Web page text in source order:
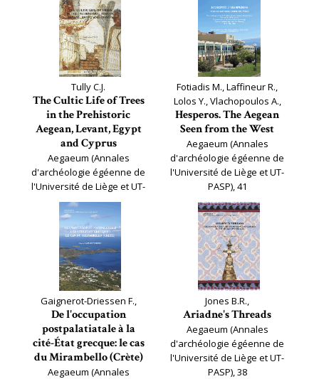
Tully C.J.
The Cultic Life of Trees
in the Prehistoric
Aegean, Levant, Egypt
and Cyprus
Aegaeum (Annales
d'archéologie égéenne de
l'Université de Liège et UT-
PASP), 42
Fotiadis M., Laffineur R.,
Lolos Y., Vlachopoulos A.,
Hesperos. The Aegean
Seen from the West
Aegaeum (Annales
d'archéologie égéenne de
l'Université de Liège et UT-
PASP), 41
Gaignerot-Driessen F.,
De l'occupation
postpalatiatale à la
cité-État grecque: le cas
du Mirambello (Crète)
Aegaeum (Annales
Jones B.R.,
Ariadne's Threads
Aegaeum (Annales
d'archéologie égéenne de
l'Université de Liège et UT-
PASP), 38